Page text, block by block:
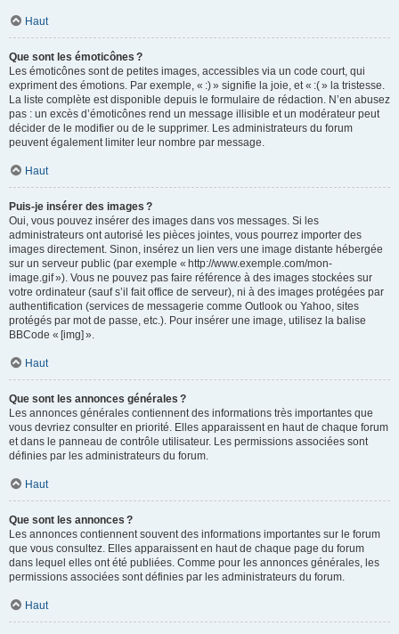
Haut
Que sont les émoticônes ?
Les émoticônes sont de petites images, accessibles via un code court, qui
expriment des émotions. Par exemple, « :) » signifie la joie, et « :( » la tristesse.
La liste complète est disponible depuis le formulaire de rédaction. N’en abusez
pas : un excès d’émoticônes rend un message illisible et un modérateur peut
décider de le modifier ou de le supprimer. Les administrateurs du forum
peuvent également limiter leur nombre par message.
Haut
Puis-je insérer des images ?
Oui, vous pouvez insérer des images dans vos messages. Si les
administrateurs ont autorisé les pièces jointes, vous pourrez importer des
images directement. Sinon, insérez un lien vers une image distante hébergée
sur un serveur public (par exemple « http://www.exemple.com/mon-
image.gif »). Vous ne pouvez pas faire référence à des images stockées sur
votre ordinateur (sauf s’il fait office de serveur), ni à des images protégées par
authentification (services de messagerie comme Outlook ou Yahoo, sites
protégés par mot de passe, etc.). Pour insérer une image, utilisez la balise
BBCode « [img] ».
Haut
Que sont les annonces générales ?
Les annonces générales contiennent des informations très importantes que
vous devriez consulter en priorité. Elles apparaissent en haut de chaque forum
et dans le panneau de contrôle utilisateur. Les permissions associées sont
définies par les administrateurs du forum.
Haut
Que sont les annonces ?
Les annonces contiennent souvent des informations importantes sur le forum
que vous consultez. Elles apparaissent en haut de chaque page du forum
dans lequel elles ont été publiées. Comme pour les annonces générales, les
permissions associées sont définies par les administrateurs du forum.
Haut